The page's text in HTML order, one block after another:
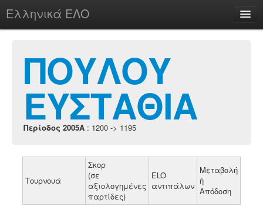
Ελληνικά ΕΛΟ
chesstu.be @ discord
Login
ΠΟΥΛΟΥ
ΕΥΣΤΑΘΙΑ
Περίοδος 2005A : 1200 -> 1195
Τουρνουά
Σκορ
(σε
αξιολογημένες
παρτίδες)
ELO
αντιπάλων
Μεταβολή
ή
Απόδοση